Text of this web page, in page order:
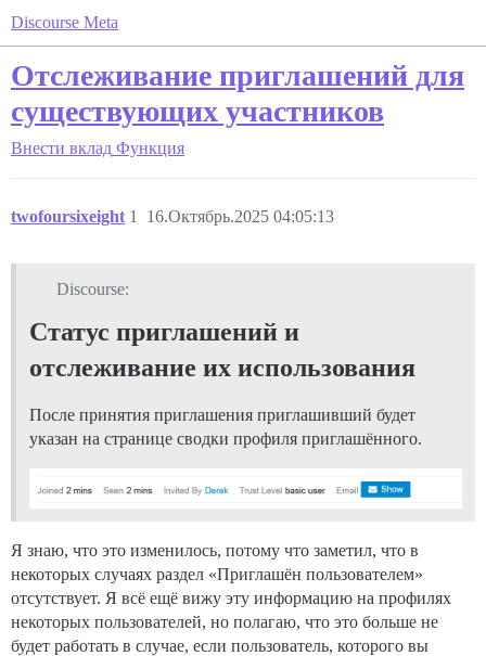
Discourse Meta
Отслеживание приглашений для
существующих участников
Внести вклад Функция
twofoursixeight 16.Октябрь.2025 04:05:13
1
Discourse:
Статус приглашений и
отслеживание их использования
После принятия приглашения приглашивший будет
указан на странице сводки профиля приглашённого.
Я знаю, что это изменилось, потому что заметил, что в
некоторых случаях раздел «Приглашён пользователем»
отсутствует. Я всё ещё вижу эту информацию на профилях
некоторых пользователей, но полагаю, что это больше не
будет работать в случае, если пользователь, которого вы